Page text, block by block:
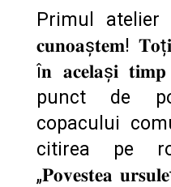
Primul
𝐜𝐮𝐧𝐨𝐚ș𝐭𝐞𝐦!
î𝐧 𝐚𝐜𝐞𝐥𝐚ș𝐢
punct de
copacului
citirea pe
„𝐏𝐨𝐯𝐞𝐬𝐭𝐞𝐚